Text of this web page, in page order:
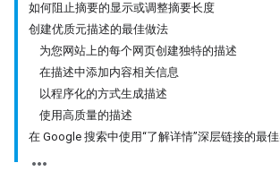
如何阻止摘要的显示或调整摘要长度
创建优质元描述的最佳做法
为您网站上的每个网页创建独特的描述
在描述中添加内容相关信息
以程序化的方式生成描述
使用高质量的描述
在 Google 搜索中使用“了解详情”深层链接的最